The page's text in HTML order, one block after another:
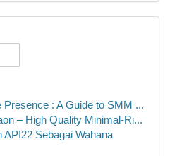
Presence : A Guide to SMM ...
– High Quality Minimal-Ri...
Sebagai Wahana